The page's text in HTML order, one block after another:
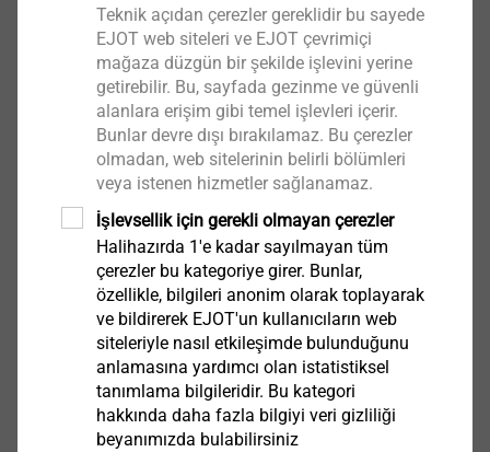
Teknik açıdan çerezler gereklidir bu sayede
EJOT web siteleri ve EJOT çevrimiçi
mağaza düzgün bir şekilde işlevini yerine
getirebilir. Bu, sayfada gezinme ve güvenli
alanlara erişim gibi temel işlevleri içerir.
Bunlar devre dışı bırakılamaz. Bu çerezler
olmadan, web sitelerinin belirli bölümleri
veya istenen hizmetler sağlanamaz.
İşlevsellik için gerekli olmayan çerezler
Halihazırda 1'e kadar sayılmayan tüm
çerezler bu kategoriye girer. Bunlar,
özellikle, bilgileri anonim olarak toplayarak
ve bildirerek EJOT'un kullanıcıların web
siteleriyle nasıl etkileşimde bulunduğunu
anlamasına yardımcı olan istatistiksel
tanımlama bilgileridir. Bu kategori
hakkında daha fazla bilgiyi veri gizliliği
beyanımızda bulabilirsiniz